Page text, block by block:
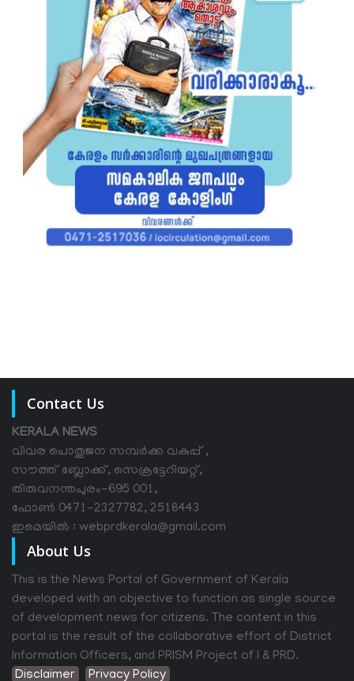
Contact Us
KERALA NEWS
വിവര പൊതുജന സമ്പര്‍ക്ക വകുപ്പ് ,
സൗത്ത് ബ്ലോക്ക്, സെക്രട്ടേറിയറ്റ്,
തിരുവനന്തപുരം-695 001,
ഫോൺ 0471-2327782, 2518443
ഇമെയിൽ : webprdkerala@gmail.com
About Us
This is the News Portal of Government of Kerala
developed with an objective to function as single source
of development news for citizens. The content in this
portal is the result of the collaborative effort of District
Information Officers, and PRISM Project of I & PRD.
Disclaimer
Privacy Policy